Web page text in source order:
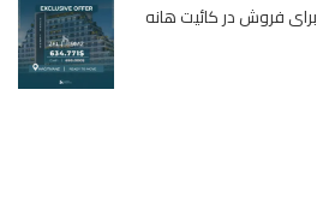
آپارتمان دو خوابه Azure Teras برای فروش در کائیت هانه